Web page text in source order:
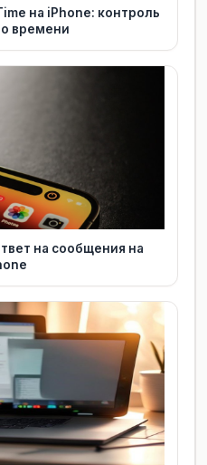
на iPhone: контроль
времени
на сообщения на